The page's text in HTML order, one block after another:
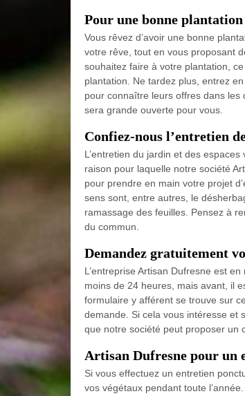
Pour une bonne
Vous rêvez d’avoir une bonne
votre rêve, tout en vous proposant
souhaitez faire à votre plantation,
plantation. Ne tardez plus, entrez
pour connaître leurs offres dans
sera grande ouverte pour vous.
Confiez-nous l’entretien
L’entretien du jardin et des
raison pour laquelle notre société
pour prendre en main votre projet
sens sont, entre autres, le
ramassage des feuilles. Pensez à
du commun.
Demandez gratuitement
L’entreprise Artisan Dufresne est
moins de 24 heures, mais avant, il
formulaire y afférent se trouve sur
demande. Si cela vous intéresse et
que notre société peut proposer un
Artisan Dufresne pour
Si vous effectuez un entretien
vos végétaux pendant toute